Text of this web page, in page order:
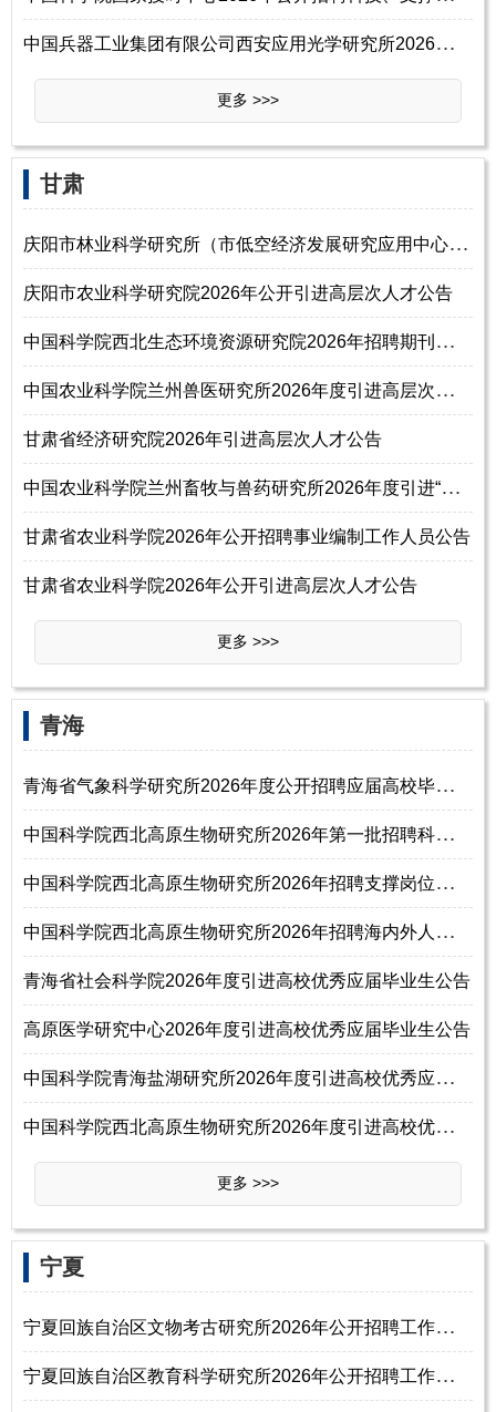
中
国兵器工业集团有限公司西安应用光学研究所2026年校园招聘博士研究生信息
更多 >>>
‌‌甘肃
庆
阳市林业科学研究所（市低空经济发展研究应用中心）2026年公开引进高层次
庆阳市农业科学研究院2026年公开引进高层次人才公告
中
国科学院西北生态环境资源研究院2026年招聘期刊编辑人员启事
中
国农业科学院兰州兽医研究所2026年度引进高层次人才公告
甘肃省经济研究院2026年引进高层次人才公告
中
国农业科学院兰州畜牧与兽药研究所2026年度引进“青年英才”公告
甘肃省农业科学院2026年公开招聘事业编制工作人员公告
甘肃省农业科学院2026年公开引进高层次人才公告
更多 >>>
‌‌青海
青
海省气象科学研究所2026年度公开招聘应届高校毕业生公告（第二批次）
中
国科学院西北高原生物研究所2026年第一批招聘科研岗位人员启事
中
国科学院西北高原生物研究所2026年招聘支撑岗位人员启事
中
国科学院西北高原生物研究所2026年招聘海内外人才启事
青海省社会科学院2026年度引进高校优秀应届毕业生公告
高原医学研究中心2026年度引进高校优秀应届毕业生公告
中
国科学院青海盐湖研究所2026年度引进高校优秀应届毕业生公告
中
国科学院西北高原生物研究所2026年度引进高校优秀应届毕业生19名公告
更多 >>>
‌‌宁夏
宁
夏回族自治区文物考古研究所2026年公开招聘工作人员公告（硕士研究生及以
宁
夏回族自治区教育科学研究所2026年公开招聘工作人员公告